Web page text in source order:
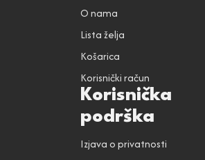
O nama
Lista želja
Košarica
Korisnički račun
Korisnička
podrška
Izjava o privatnosti